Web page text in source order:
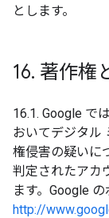
とします。
16. 著作権
16.1. Google で
おいてデジタル
権侵害の疑いに
判定されたアカ
ます。Google
http://